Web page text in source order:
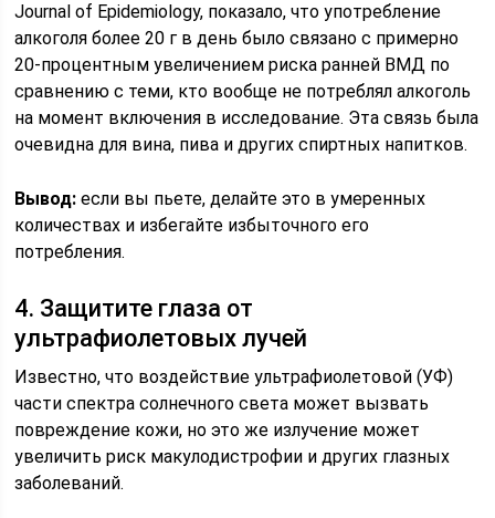
Journal of Epidemiology, показало, что употребление
алкоголя более 20 г в день было связано с примерно
20-процентным увеличением риска ранней ВМД по
сравнению с теми, кто вообще не потреблял алкоголь
на момент включения в исследование. Эта связь была
очевидна для вина, пива и других спиртных напитков.
Вывод: если вы пьете, делайте это в умеренных
количествах и избегайте избыточного его
потребления.
4. Защитите глаза от
ультрафиолетовых лучей
Известно, что воздействие ультрафиолетовой (УФ)
части спектра солнечного света может вызвать
повреждение кожи, но это же излучение может
увеличить риск макулодистрофии и других глазных
заболеваний.